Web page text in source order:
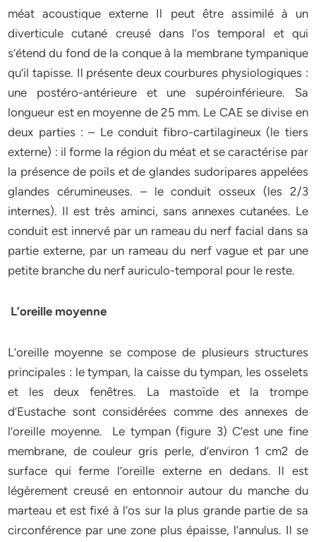
méat acoustique externe Il peut être assimilé à un
diverticule cutané creusé dans l’os temporal et qui
s’étend du fond de la conque à la membrane tympanique
qu’il tapisse. Il présente deux courbures physiologiques :
une postéro-antérieure et une supéroinférieure. Sa
longueur est en moyenne de 25 mm. Le CAE se divise en
deux parties : – Le conduit fibro-cartilagineux (le tiers
externe) : il forme la région du méat et se caractérise par
la présence de poils et de glandes sudoripares appelées
glandes cérumineuses. – le conduit osseux (les 2/3
internes). Il est très aminci, sans annexes cutanées. Le
conduit est innervé par un rameau du nerf facial dans sa
partie externe, par un rameau du nerf vague et par une
petite branche du nerf auriculo-temporal pour le reste.
L’oreille moyenne
L’oreille moyenne se compose de plusieurs structures
principales : le tympan, la caisse du tympan, les osselets
et les deux fenêtres. La mastoïde et la trompe
d’Eustache sont considérées comme des annexes de
l’oreille moyenne. Le tympan (figure 3) C’est une fine
membrane, de couleur gris perle, d’environ 1 cm2 de
surface qui ferme l’oreille externe en dedans. Il est
légèrement creusé en entonnoir autour du manche du
marteau et est fixé à l’os sur la plus grande partie de sa
circonférence par une zone plus épaisse, l’annulus. Il se